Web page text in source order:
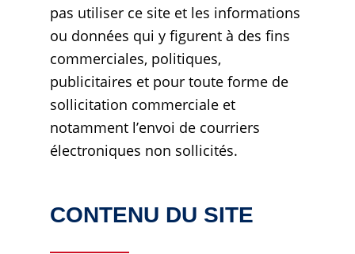
pas utiliser ce site et les informations
ou données qui y figurent à des fins
commerciales, politiques,
publicitaires et pour toute forme de
sollicitation commerciale et
notamment l’envoi de courriers
électroniques non sollicités.
CONTENU DU SITE